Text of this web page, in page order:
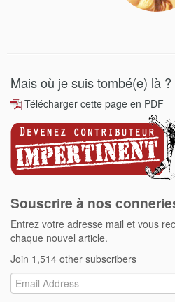
Mais où je suis tombé(e) là ?
Télécharger cette page en PDF
Souscrire à nos
Entrez votre adresse mail et vous
chaque nouvel article.
Join 1,514 other subscribers
Email
Address